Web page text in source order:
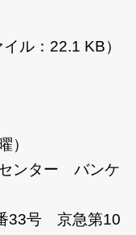
イル：22.1 KB）
）
ンター バンケ
号 京急第10